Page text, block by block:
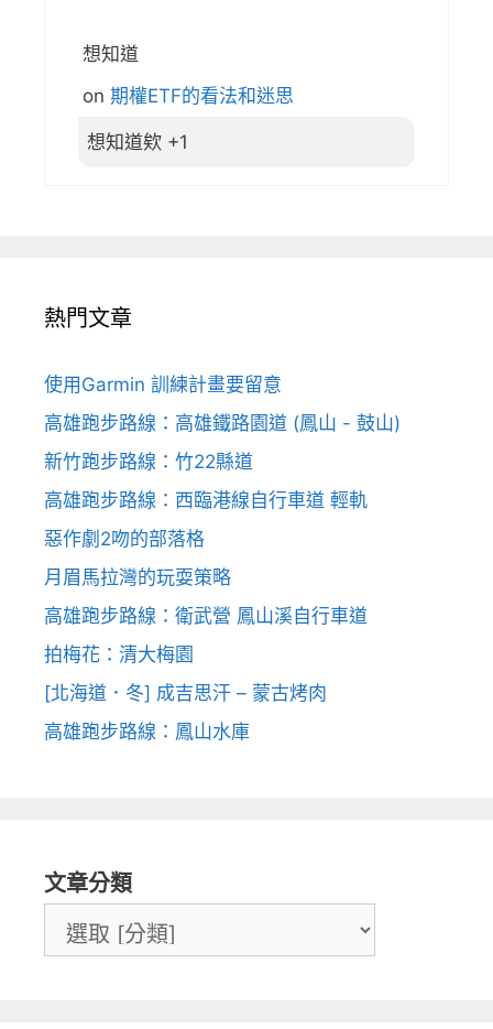
想知道
on 期權ETF的看法和迷思
想知道欸 +1
熱門文章
使用Garmin 訓練計畫要留意
高雄跑步路線：高雄鐵路園道 (鳳山 - 鼓山)
新竹跑步路線：竹22縣道
高雄跑步路線：西臨港線自行車道 輕軌
惡作劇2吻的部落格
月眉馬拉灣的玩耍策略
高雄跑步路線：衛武營 鳳山溪自行車道
拍梅花：清大梅園
[北海道．冬] 成吉思汗 – 蒙古烤肉
高雄跑步路線：鳳山水庫
文章分類